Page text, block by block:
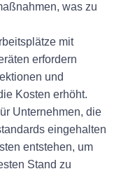
was zu
mit
erfordern
und
Kosten erhöht.
Unternehmen, die
eingehalten
entstehen, um
Stand zu